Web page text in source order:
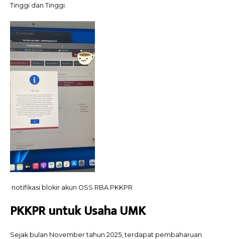
Tinggi dan Tinggi.
notifikasi blokir akun OSS RBA PKKPR
PKKPR untuk Usaha UMK
Sejak bulan November tahun 2025, terdapat pembaharuan